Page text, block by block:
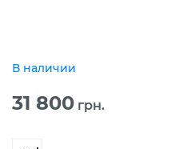
В наличии
31 800 грн.
Количество